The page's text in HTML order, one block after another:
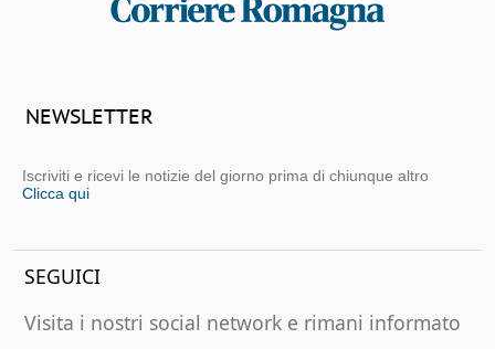
NEWSLETTER
Iscriviti e ricevi le notizie del giorno prima di chiunque altro
Clicca qui
SEGUICI
Visita i nostri social network e rimani informato